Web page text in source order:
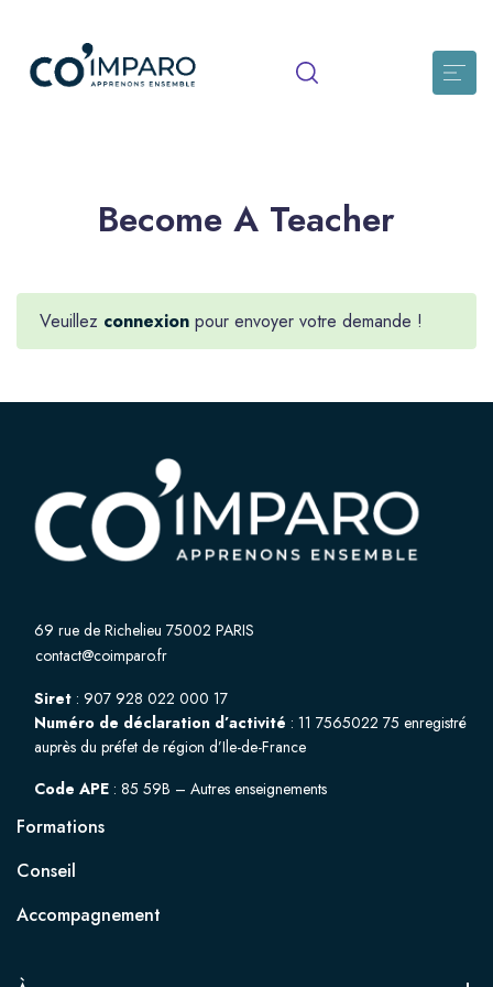
Become A Teacher
Veuillez connexion pour envoyer votre demande !
69 rue de Richelieu 75002 PARIS
contact@coimparo.fr
Siret : 907 928 022 000 17
Numéro de déclaration d’activité : 11 7565022 75 enregistré
auprès du préfet de région d’Ile-de-France
Code APE : 85 59B – Autres enseignements
Formations
Conseil
Accompagnement